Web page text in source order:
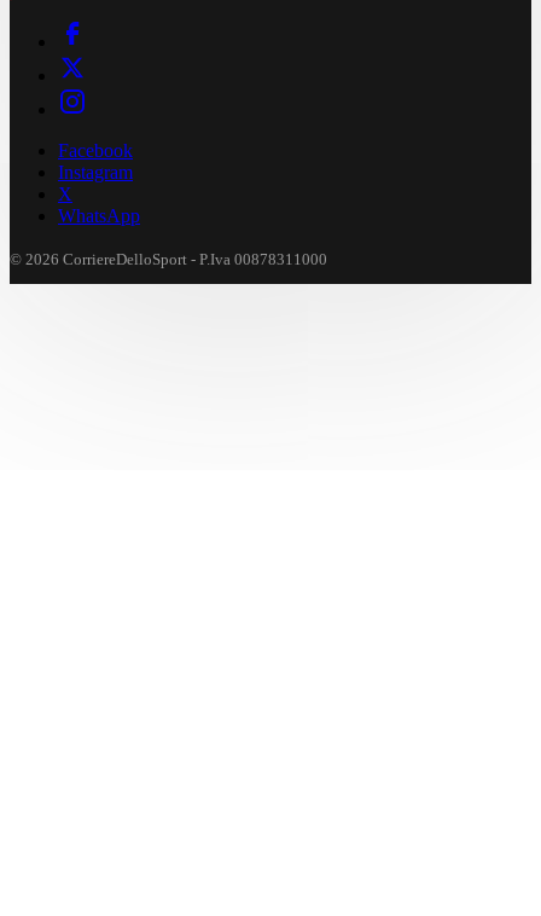
Facebook
Instagram
X
WhatsApp
© 2026 CorriereDelloSport - P.Iva 00878311000